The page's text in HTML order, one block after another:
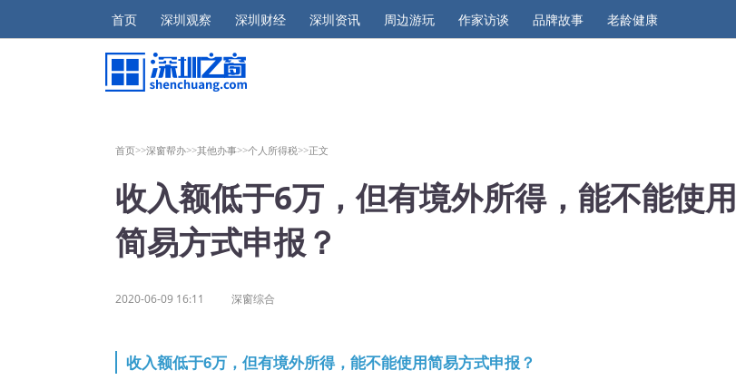
首页 深圳观察 深圳财经 深圳资讯 周边游玩 作家访谈 品牌故事 老龄健康
首页>>深窗帮办>>其他办事>>个人所得税>>正文
收入额低于6万，但有境外所得，能不能使用
简易方式申报？
2020-06-09 16:11 深窗综合
收入额低于6万，但有境外所得，能不能使用简易方式申报？